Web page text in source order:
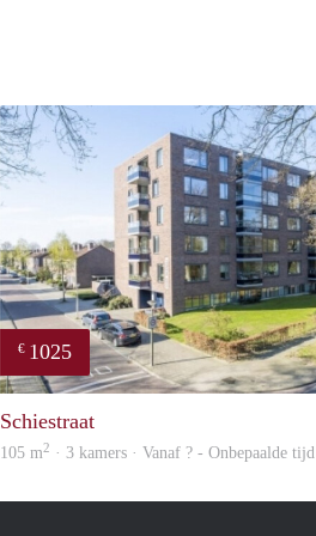
€ 1025
Schiestraat
105 m2 · 3 kamers · Vanaf ? - Onbepaalde tijd